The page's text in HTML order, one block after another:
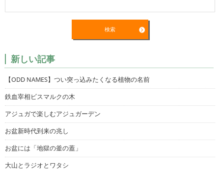
新しい記事
【ODD NAMES】つい突っ込みたくなる植物の名前
鉄血宰相ビスマルクの木
アジュガで楽しむアジュガーデン
お盆新時代到来の兆し
お盆には「地獄の釜の蓋」
大山とラジオとワタシ